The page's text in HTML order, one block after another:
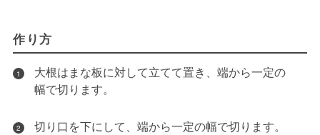
作り方
1
大根はまな板に対して立てて置き、端から一定の
幅で切ります。
2 切り口を下にして、端から一定の幅で切ります。